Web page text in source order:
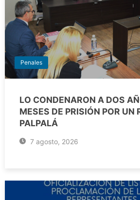
Penales
LO CONDENARON A DOS
MESES DE PRISIÓN POR UN
PALPALÁ
7 agosto, 2026